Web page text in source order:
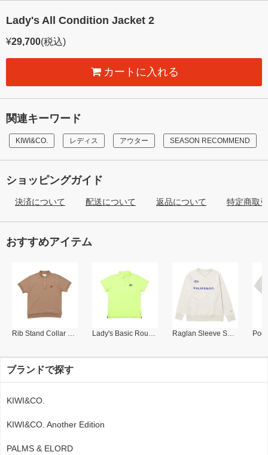
Lady's All Condition Jacket 2
¥29,700(税込)
カートに入れる
関連キーワード
KIWI&CO. レディス アウター SEASON RECOMMEND
ショッピングガイド
決済について 配送について 返品について 特定商取
おすすめアイテム
Rib Stand Collar Polo Lady's Basic Round Collar Polo Raglan Sleeve Sweat Shirt
ブランドで探す
KIWI&CO.
KIWI&CO. Another Edition
PALMS & ELORD